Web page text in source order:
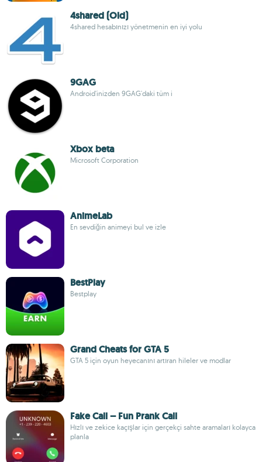
4shared (Old)
4shared hesabınızı yönetmenin en iyi yolu
9GAG
Android'inizden 9GAG'daki tüm i
Xbox beta
Microsoft Corporation
AnimeLab
En sevdiğin animeyi bul ve izle
BestPlay
Bestplay
Grand Cheats for GTA 5
GTA 5 için oyun heyecanını artıran hileler ve modlar
Fake Call – Fun Prank Call
Hızlı ve zekice kaçışlar için gerçekçi sahte aramaları kolayca
planla